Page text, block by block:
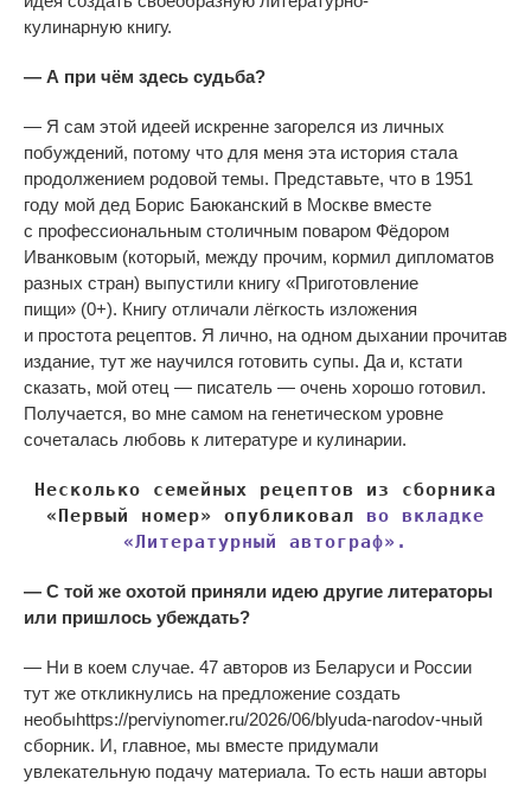
кулинарную книгу.
— А при чём здесь судьба?
— Я сам этой идеей искренне загорелся из личных
побуждений, потому что для меня эта история стала
продолжением родовой темы. Представьте, что в 1951
году мой дед Борис Баюканский в Москве вместе
с профессиональным столичным поваром Фёдором
Иванковым (который, между прочим, кормил дипломатов
разных стран) выпустили книгу «Приготовление
пищи» (0+). Книгу отличали лёгкость изложения
и простота рецептов. Я лично, на одном дыхании прочитав
издание, тут же научился готовить супы. Да и, кстати
сказать, мой отец — писатель — очень хорошо готовил.
Получается, во мне самом на генетическом уровне
сочеталась любовь к литературе и кулинарии.
Несколько семейных рецептов из сборника
«Первый номер» опубликовал во вкладке
«Литературный автограф».
— С той же охотой приняли идею другие литераторы
или пришлось убеждать?
— Ни в коем случае. 47 авторов из Беларуси и России
тут же откликнулись на предложение создать
необыhttps://perviynomer.ru/2026/06/blyuda-narodov-чный
сборник. И, главное, мы вместе придумали
увлекательную подачу материала. То есть наши авторы